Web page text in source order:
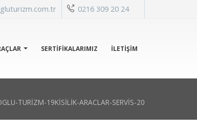
0216 309 20 24
SERTİFİKALARIMIZ İLETIŞIM
TURIZM-19KISILIK-ARACLAR-SERVIS-20